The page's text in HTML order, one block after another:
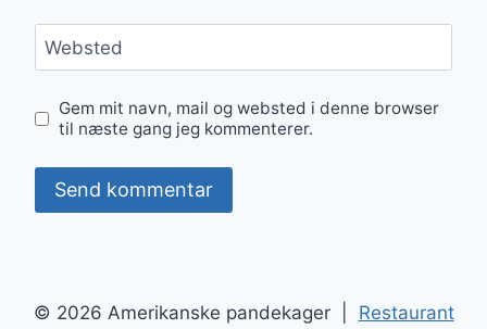
Websted
Gem mit navn, mail og websted i denne browser
til næste gang jeg kommenterer.
© 2026 Amerikanske pandekager | Restaurant